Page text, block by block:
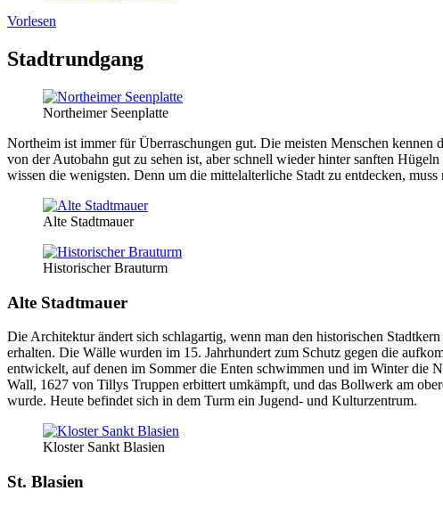
Vorlesen
Stadtrundgang
Northeimer Seenplatte
Northeim ist immer für Überraschungen gut. Die meisten Menschen
von der Autobahn gut zu sehen ist, aber schnell wieder hinter sanften
wissen die wenigsten. Denn um die mittelalterliche Stadt zu entdecken,
Alte Stadtmauer
Historischer Brauturm
Alte Stadtmauer
Die Architektur ändert sich schlagartig, wenn man den historischen
erhalten. Die Wälle wurden im 15. Jahrhundert zum Schutz gegen die
entwickelt, auf denen im Sommer die Enten schwimmen und im Winter die
Wall, 1627 von Tillys Truppen erbittert umkämpft, und das Bollwerk am
wurde. Heute befindet sich in dem Turm ein Jugend- und Kulturzentrum.
Kloster Sankt Blasien
St. Blasien